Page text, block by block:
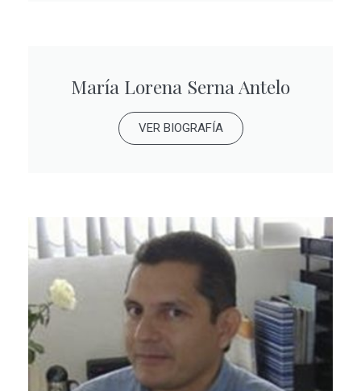
María Lorena Serna Antelo
VER BIOGRAFÍA